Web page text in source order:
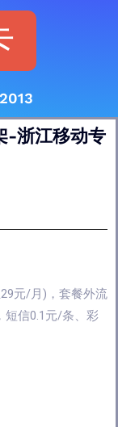
-浙江移动专
元/月)，套餐外流
短信0.1元/条、彩